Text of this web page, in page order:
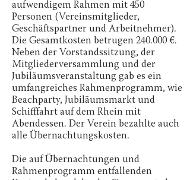
aufwendigem Rahmen mit 450
Personen (Vereinsmitglieder,
Geschäftspartner und Arbeitnehmer).
Die Gesamtkosten betrugen 240.000 €.
Neben der Vorstandssitzung, der
Mitgliederversammlung und der
Jubiläumsveranstaltung gab es ein
umfangreiches Rahmenprogramm, wie
Beachparty, Jubiläumsmarkt und
Schifffahrt auf dem Rhein mit
Abendessen. Der Verein bezahlte auch
alle Übernachtungskosten.
Die auf Übernachtungen und
Rahmenprogramm entfallenden